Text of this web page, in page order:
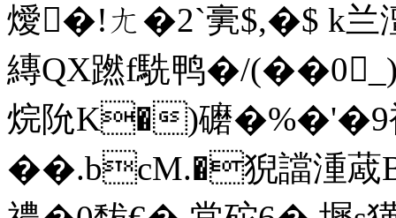
燰�!ㄤ�2`亴$,�$ k
縳QX蹨f駪鸭�/
烷阭K�)礳�%�'�9
��.bcM.�猊譡湩